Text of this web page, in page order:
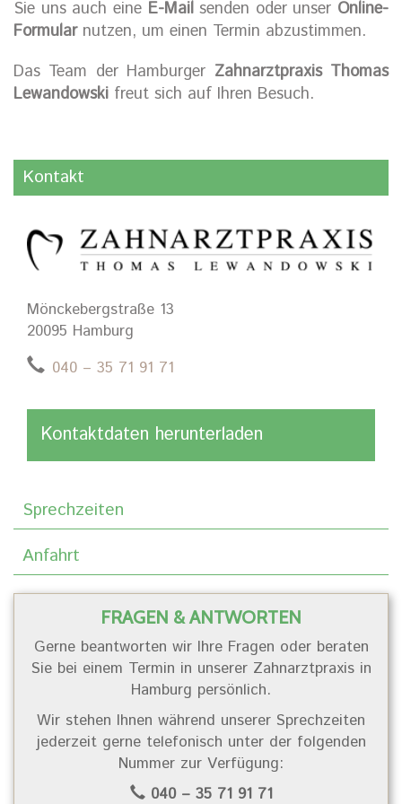
Sie uns auch eine E-Mailsenden oder unser Online-
Formularnutzen, um einen Termin abzustimmen.
Das Team der Hamburger Zahnarztpraxis Thomas
Lewandowski freut sich auf Ihren Besuch.
Kontakt
Mönckebergstraße 13
20095 Hamburg
040 – 35 71 91 71
Kontaktdaten herunterladen
Sprechzeiten
Anfahrt
FRAGEN & ANTWORTEN
Gerne beantworten wir Ihre Fragen oder beraten
Sie bei einem Termin in unserer Zahnarztpraxis in
Hamburg persönlich.
Wir stehen Ihnen während unserer Sprechzeiten
jederzeit gerne telefonisch unter der folgenden
Nummer zur Verfügung:
040 – 35 71 91 71